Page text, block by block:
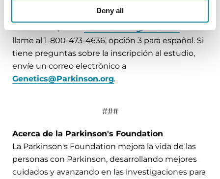
Deny all
Para obtener más información sobre PD
llame al 1-800-473-4636, opción 3 para español. Si
tiene preguntas sobre la inscripción al estudio,
envíe un correo electrónico a
Genetics@Parkinson.org.
###
Acerca de la Parkinson's Foundation
La Parkinson's Foundation mejora la vida de las
personas con Parkinson, desarrollando mejores
cuidados y avanzando en las investigaciones para